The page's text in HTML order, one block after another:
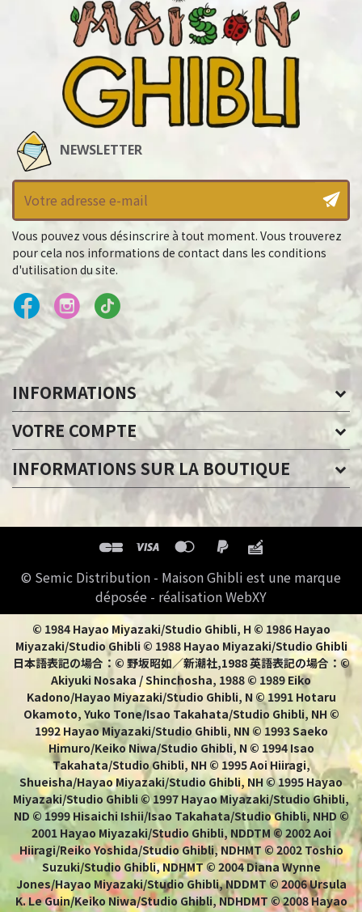
NEWSLETTER
Vous pouvez vous désinscrire à tout moment. Vous trouverez
pour cela nos informations de contact dans les conditions
d'utilisation du site.
INFORMATIONS
VOTRE COMPTE
INFORMATIONS SUR LA BOUTIQUE
© Semic Distribution - Maison Ghibli est une marque
déposée - réalisation WebXY
© 1984 Hayao Miyazaki/Studio Ghibli, H © 1986 Hayao
Miyazaki/Studio Ghibli © 1988 Hayao Miyazaki/Studio Ghibli
日本語表記の場合：© 野坂昭如／新潮社,1988 英語表記の場合：©
Akiyuki Nosaka / Shinchosha, 1988 © 1989 Eiko
Kadono/Hayao Miyazaki/Studio Ghibli, N © 1991 Hotaru
Okamoto, Yuko Tone/Isao Takahata/Studio Ghibli, NH ©
1992 Hayao Miyazaki/Studio Ghibli, NN © 1993 Saeko
Himuro/Keiko Niwa/Studio Ghibli, N © 1994 Isao
Takahata/Studio Ghibli, NH © 1995 Aoi Hiiragi,
Shueisha/Hayao Miyazaki/Studio Ghibli, NH © 1995 Hayao
Miyazaki/Studio Ghibli © 1997 Hayao Miyazaki/Studio Ghibli,
ND © 1999 Hisaichi Ishii/Isao Takahata/Studio Ghibli, NHD ©
2001 Hayao Miyazaki/Studio Ghibli, NDDTM © 2002 Aoi
Hiiragi/Reiko Yoshida/Studio Ghibli, NDHMT © 2002 Toshio
Suzuki/Studio Ghibli, NDHMT © 2004 Diana Wynne
Jones/Hayao Miyazaki/Studio Ghibli, NDDMT © 2006 Ursula
K. Le Guin/Keiko Niwa/Studio Ghibli, NDHDMT © 2008 Hayao